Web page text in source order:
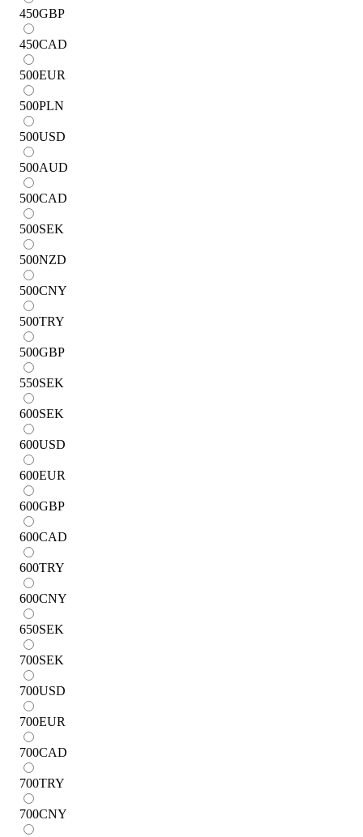
450GBP
450CAD
500EUR
500PLN
500USD
500AUD
500CAD
500SEK
500NZD
500CNY
500TRY
500GBP
550SEK
600SEK
600USD
600EUR
600GBP
600CAD
600TRY
600CNY
650SEK
700SEK
700USD
700EUR
700CAD
700TRY
700CNY